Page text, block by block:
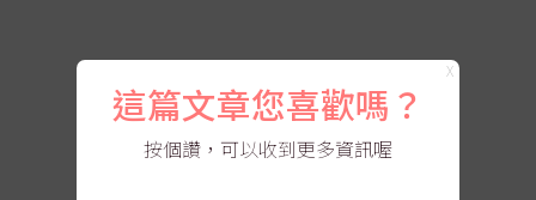
X
這篇文章您喜歡嗎？
按個讚，可以收到更多資訊喔